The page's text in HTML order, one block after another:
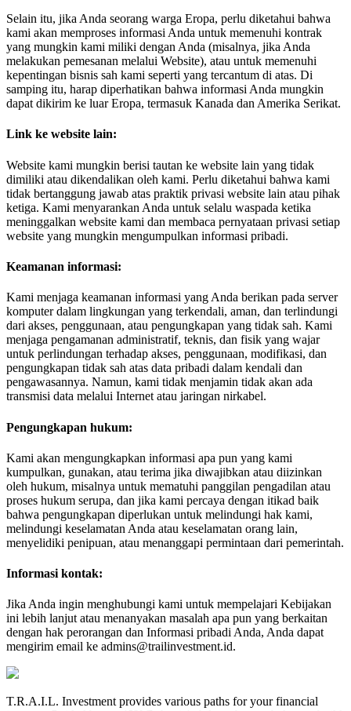
Selain itu, jika Anda seorang warga Eropa, perlu diketahui bahwa
kami akan memproses informasi Anda untuk memenuhi kontrak
yang mungkin kami miliki dengan Anda (misalnya, jika Anda
melakukan pemesanan melalui Website), atau untuk memenuhi
kepentingan bisnis sah kami seperti yang tercantum di atas. Di
samping itu, harap diperhatikan bahwa informasi Anda mungkin
dapat dikirim ke luar Eropa, termasuk Kanada dan Amerika Serikat.
Link ke website lain:
Website kami mungkin berisi tautan ke website lain yang tidak
dimiliki atau dikendalikan oleh kami. Perlu diketahui bahwa kami
tidak bertanggung jawab atas praktik privasi website lain atau pihak
ketiga. Kami menyarankan Anda untuk selalu waspada ketika
meninggalkan website kami dan membaca pernyataan privasi setiap
website yang mungkin mengumpulkan informasi pribadi.
Keamanan informasi:
Kami menjaga keamanan informasi yang Anda berikan pada server
komputer dalam lingkungan yang terkendali, aman, dan terlindungi
dari akses, penggunaan, atau pengungkapan yang tidak sah. Kami
menjaga pengamanan administratif, teknis, dan fisik yang wajar
untuk perlindungan terhadap akses, penggunaan, modifikasi, dan
pengungkapan tidak sah atas data pribadi dalam kendali dan
pengawasannya. Namun, kami tidak menjamin tidak akan ada
transmisi data melalui Internet atau jaringan nirkabel.
Pengungkapan hukum:
Kami akan mengungkapkan informasi apa pun yang kami
kumpulkan, gunakan, atau terima jika diwajibkan atau diizinkan
oleh hukum, misalnya untuk mematuhi panggilan pengadilan atau
proses hukum serupa, dan jika kami percaya dengan itikad baik
bahwa pengungkapan diperlukan untuk melindungi hak kami,
melindungi keselamatan Anda atau keselamatan orang lain,
menyelidiki penipuan, atau menanggapi permintaan dari pemerintah.
Informasi kontak:
Jika Anda ingin menghubungi kami untuk mempelajari Kebijakan
ini lebih lanjut atau menanyakan masalah apa pun yang berkaitan
dengan hak perorangan dan Informasi pribadi Anda, Anda dapat
mengirim email ke admins@trailinvestment.id.
T.R.A.I.L. Investment provides various paths for your financial